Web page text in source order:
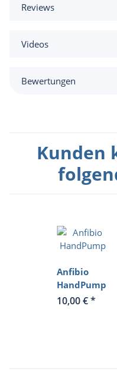
Reviews
Videos
Bewertungen
Kunden
Anfibio
HandPump
10,00 €*